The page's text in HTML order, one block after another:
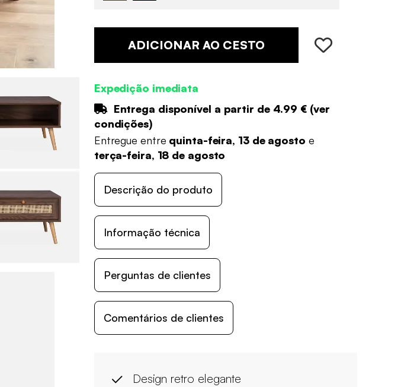
ADICIONAR AO CESTO
Expedição imediata
Entrega disponível a partir de 4.99 € (ver
condições)
Entregue entre quinta-feira, 13 de agosto e
terça-feira, 18 de agosto
Descrição do produto
Informação técnica
Perguntas de clientes
Comentários de clientes
Design retro elegante